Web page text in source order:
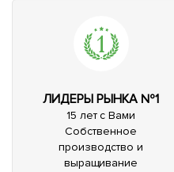
ЛИДЕРЫ РЫНКА №1
15 лет с Вами
Собственное
производство и
выращивание